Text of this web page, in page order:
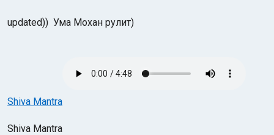
updated)) Ума Мохан рулит)
Shiva Mantra
Shiva Mantra